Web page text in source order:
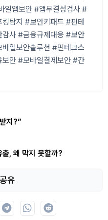
앱보안 #앱무결성검사 #
탐지 #보안키패드 #핀테
사 #금융규제대응 #보안
일보안솔루션 #핀테크스
안 #모바일결제보안 #간
지?”
, 왜 막지 못할까?
유